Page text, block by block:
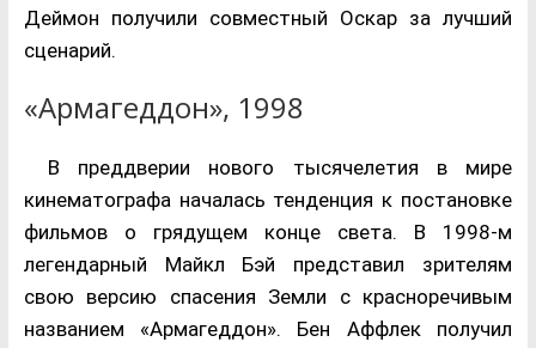
Деймон получили совместный Оскар за лучший
сценарий.
«Армагеддон», 1998
В преддверии нового тысячелетия в мире
кинематографа началась тенденция к постановке
фильмов о грядущем конце света. В 1998-м
легендарный Майкл Бэй представил зрителям
свою версию спасения Земли с красноречивым
названием «Армагеддон». Бен Аффлек получил